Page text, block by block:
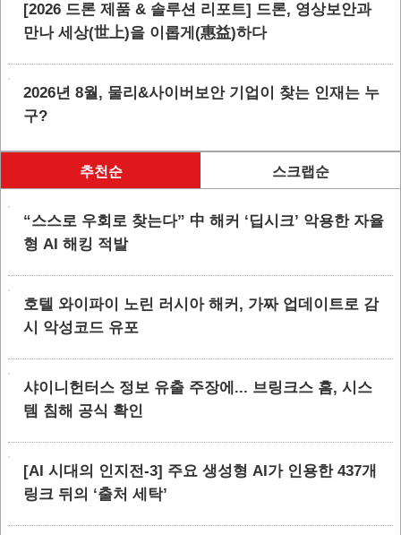
[2026 드론 제품 & 솔루션 리포트] 드론, 영상보안과
만나 세상(世上)을 이롭게(惠益)하다
2026년 8월, 물리&사이버보안 기업이 찾는 인재는 누
구?
추천순 스크랩순
“스스로 우회로 찾는다” 中 해커 ‘딥시크’ 악용한 자율
형 AI 해킹 적발
호텔 와이파이 노린 러시아 해커, 가짜 업데이트로 감
시 악성코드 유포
샤이니헌터스 정보 유출 주장에... 브링크스 홈, 시스
템 침해 공식 확인
[AI 시대의 인지전-3] 주요 생성형 AI가 인용한 437개
링크 뒤의 ‘출처 세탁’